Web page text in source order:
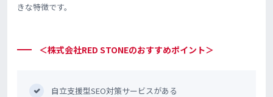
きな特徴です。
＜株式会社RED STONEのおすすめポイント＞
自立支援型SEO対策サービスがある